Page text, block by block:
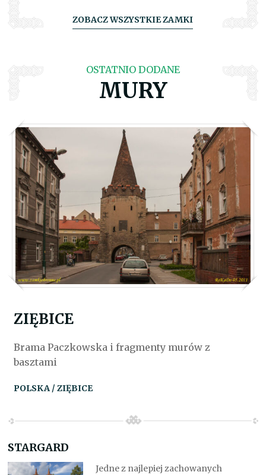
ZOBACZ WSZYSTKIE ZAMKI
OSTATNIO DODANE
MURY
ZIĘBICE
Brama Paczkowska i fragmenty murów z
basztami
POLSKA / ZIĘBICE
STARGARD
Jedne z najlepiej zachowanych